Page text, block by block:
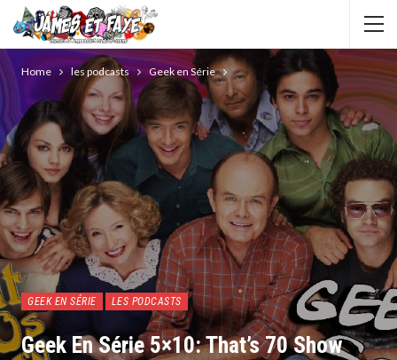
Home les podcasts Geek en Série
GEEK EN SÉRIE LES PODCASTS
Geek En Série 5×10: That’s 70 Show